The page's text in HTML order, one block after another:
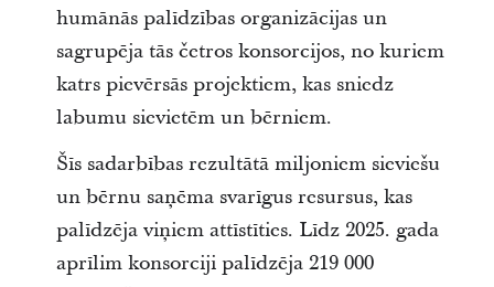
humānās palīdzības organizācijas un
sagrupēja tās četros konsorcijos, no kuriem
katrs pievērsās projektiem, kas sniedz
labumu sievietēm un bērniem.
Šīs sadarbības rezultātā miljoniem sieviešu
un bērnu saņēma svarīgus resursus, kas
palīdzēja viņiem attīstīties. Līdz 2025. gada
aprīlim konsorciji palīdzēja 219 000